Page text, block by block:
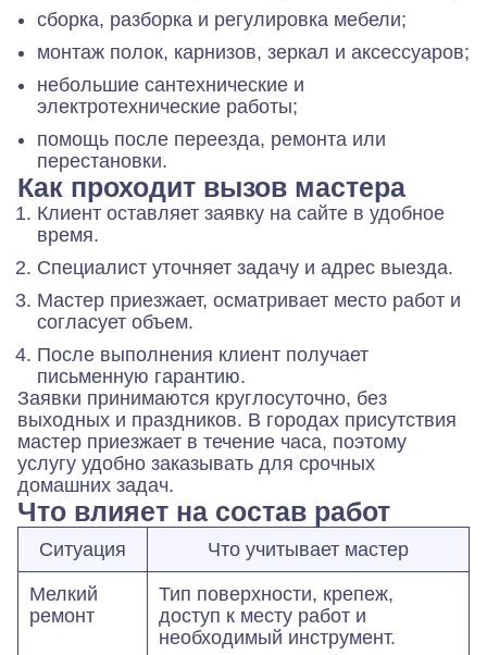
сборка, разборка и регулировка мебели;
монтаж полок, карнизов, зеркал и аксессуаров;
небольшие сантехнические и
электротехнические работы;
помощь после переезда, ремонта или
перестановки.
Как проходит вызов мастера
Клиент оставляет заявку на сайте в удобное
время.
Специалист уточняет задачу и адрес выезда.
Мастер приезжает, осматривает место работ и
согласует объем.
После выполнения клиент получает
письменную гарантию.
Заявки принимаются круглосуточно, без
выходных и праздников. В городах присутствия
мастер приезжает в течение часа, поэтому
услугу удобно заказывать для срочных
домашних задач.
Что влияет на состав работ
Ситуация Что учитывает мастер
Мелкий
ремонт
Тип поверхности, крепеж,
доступ к месту работ и
необходимый инструмент.